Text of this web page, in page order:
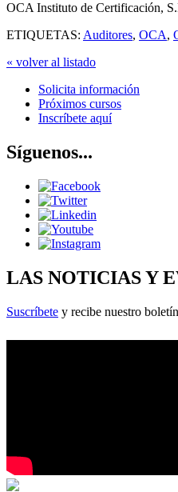
OCA Instituto de Certificación,
ETIQUETAS: Auditores, OCA,
« volver al listado
Solicita información
Próximos cursos
Inscríbete aquí
Síguenos...
LAS NOTICIAS Y
Suscríbete y recibe nuestro